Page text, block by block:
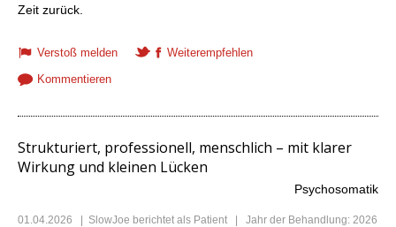
Zeit zurück.
Verstoß melden
Weiterempfehlen
Kommentieren
Strukturiert, professionell, menschlich – mit klarer
Wirkung und kleinen Lücken
Psychosomatik
01.04.2026 | SlowJoe berichtet als Patient | Jahr der Behandlung: 2026